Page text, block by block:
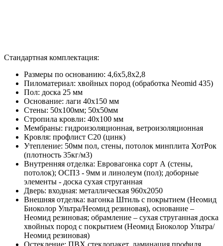
Стандартная комплектация:
Размеры по основанию: 4,6x5,8x2,8
Пиломатериал: хвойных пород (обработка Neomid 435)
Пол: доска 25 мм
Основание: лаги 40х150 мм
Стены: 50х100мм; 50х50мм
Стропила кровли: 40х100 мм
Мембраны: гидроизоляционная, ветроизоляционная
Кровля: профлист С20 (цинк)
Утепление: 50мм пол, стены, потолок минплита ХотРок
(плотность 35кг/м3)
Внутренняя отделка: Евровагонка сорт А (стены,
потолок); ОСП3 - 9мм и линолеум (пол); доборные
элементы - доска сухая струганная
Дверь: входная: металлическая 960x2050
Внешняя отделка: вагонка Штиль с покрытием (Неомид
Биоколор Ультра/Неомид резиновая), основание –
Неомид резиновая; обрамление – сухая струганная доска
хвойных пород с покрытием (Неомид Биоколор Ультра/
Неомид резиновая)